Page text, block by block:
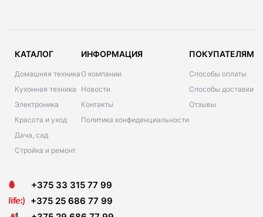
КАТАЛОГ
Домашняя техника
Кухонная техника
Электроника
Красота и уход
Дача, сад
Стройка и ремонт
ИНФОРМАЦИЯ
О компании
Новости
Контакты
Политика конфиденциальности
ПОКУПАТЕЛЯМ
Способы оплаты
Способы доставки
Отзывы
+375 33 315 77 99
+375 25 686 77 99